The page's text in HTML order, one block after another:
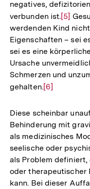
negatives,
verbunden ist.Zur
der
Fußnote
[5]
werdenden Kind
Eigenschaften – sei
sei es eine
Ursache
Schmerzen und
gehalten.Zur
der
Fußnote
[6]
Diese scheinbar
Behinderung mit
als medizinisches
seelische oder
als Problem
oder
kann. Bei dieser